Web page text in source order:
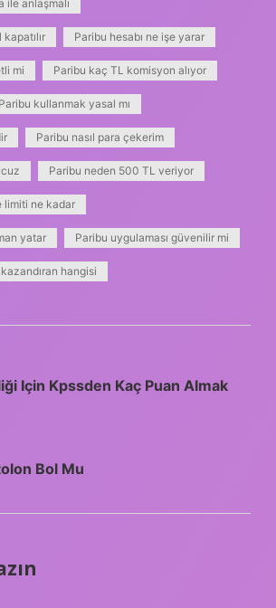
ile anlaşmalı
kapatılır Paribu hesabı ne işe yarar
mi Paribu kaç TL komisyon alıyor
Paribu kullanmak yasal mı
Paribu nasıl para çekerim
Paribu neden 500 TL veriyor
limiti ne kadar
yatar Paribu uygulaması güvenilir mi
hangisi
Için Kpssden Kaç Puan Almak
Bol Mu